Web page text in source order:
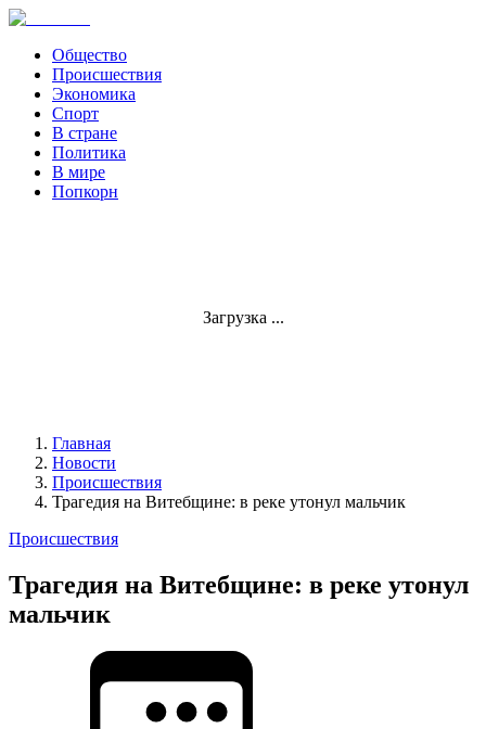
Общество
Происшествия
Экономика
Спорт
В стране
Политика
В мире
Попкорн
Загрузка ...
Главная
Новости
Происшествия
Трагедия на Витебщине: в реке утонул мальчик
Происшествия
Трагедия на Витебщине: в реке утонул
мальчик